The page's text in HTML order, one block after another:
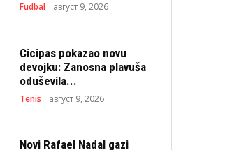
Fudbal август 9, 2026
Cicipas pokazao novu
devojku: Zanosna plavuša
oduševila...
Tenis август 9, 2026
Novi Rafael Nadal gazi